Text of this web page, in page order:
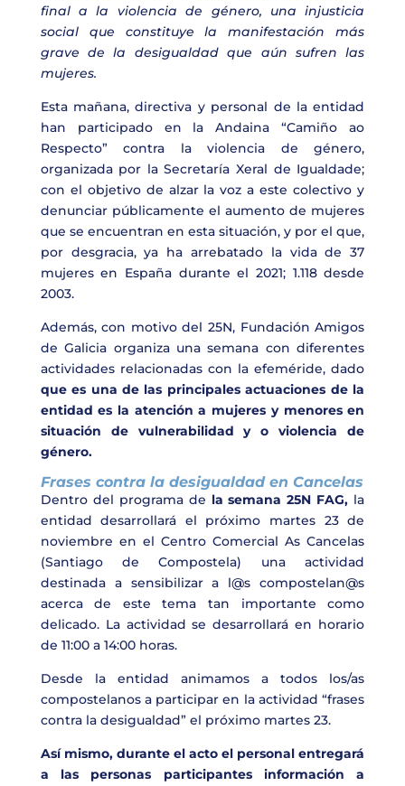
final a la violencia de género, una injusticia
social que constituye la manifestación más
grave de la desigualdad que aún sufren las
mujeres.
Esta mañana, directiva y personal de la entidad
han participado en la Andaina “Camiño ao
Respecto” contra la violencia de género,
organizada por la Secretaría Xeral de Igualdade;
con el objetivo de alzar la voz a este colectivo y
denunciar públicamente el aumento de mujeres
que se encuentran en esta situación, y por el que,
por desgracia, ya ha arrebatado la vida de 37
mujeres en España durante el 2021; 1.118 desde
2003.
Además, con motivo del 25N, Fundación Amigos
de Galicia organiza una semana con diferentes
actividades relacionadas con la efeméride, dado
que es una de las principales actuaciones de la
entidad es la atención a mujeres y menores en
situación de vulnerabilidad y o violencia de
género.
Frases contra la desigualdad en Cancelas
Dentro del programa de la semana 25N FAG, la
entidad desarrollará el próximo martes 23 de
noviembre en el Centro Comercial As Cancelas
(Santiago de Compostela) una actividad
destinada a sensibilizar a l@s compostelan@s
acerca de este tema tan importante como
delicado. La actividad se desarrollará en horario
de 11:00 a 14:00 horas.
Desde la entidad animamos a todos los/as
compostelanos a participar en la actividad “frases
contra la desigualdad” el próximo martes 23.
Así mismo, durante el acto el personal entregará
a las personas participantes información a